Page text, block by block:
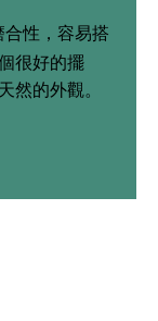
合性 ，容易搭
很好的擺
然的外觀。